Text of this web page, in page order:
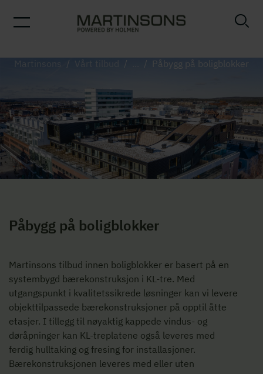
Martinsons / Vårt tilbud / / Påbygg på boligblokker
Påbygg på boligblokker
Martinsons tilbud innen boligblokker er basert på en
systembygd bærekonstruksjon i KL-tre. Med
utgangspunkt i kvalitetssikrede løsninger kan vi levere
objekttilpassede bærekonstruksjoner på opptil åtte
etasjer. I tillegg til nøyaktig kappede vindus- og
døråpninger kan KL-treplatene også leveres med
ferdig hulltaking og fresing for installasjoner.
Bærekonstruksjonen leveres med eller uten